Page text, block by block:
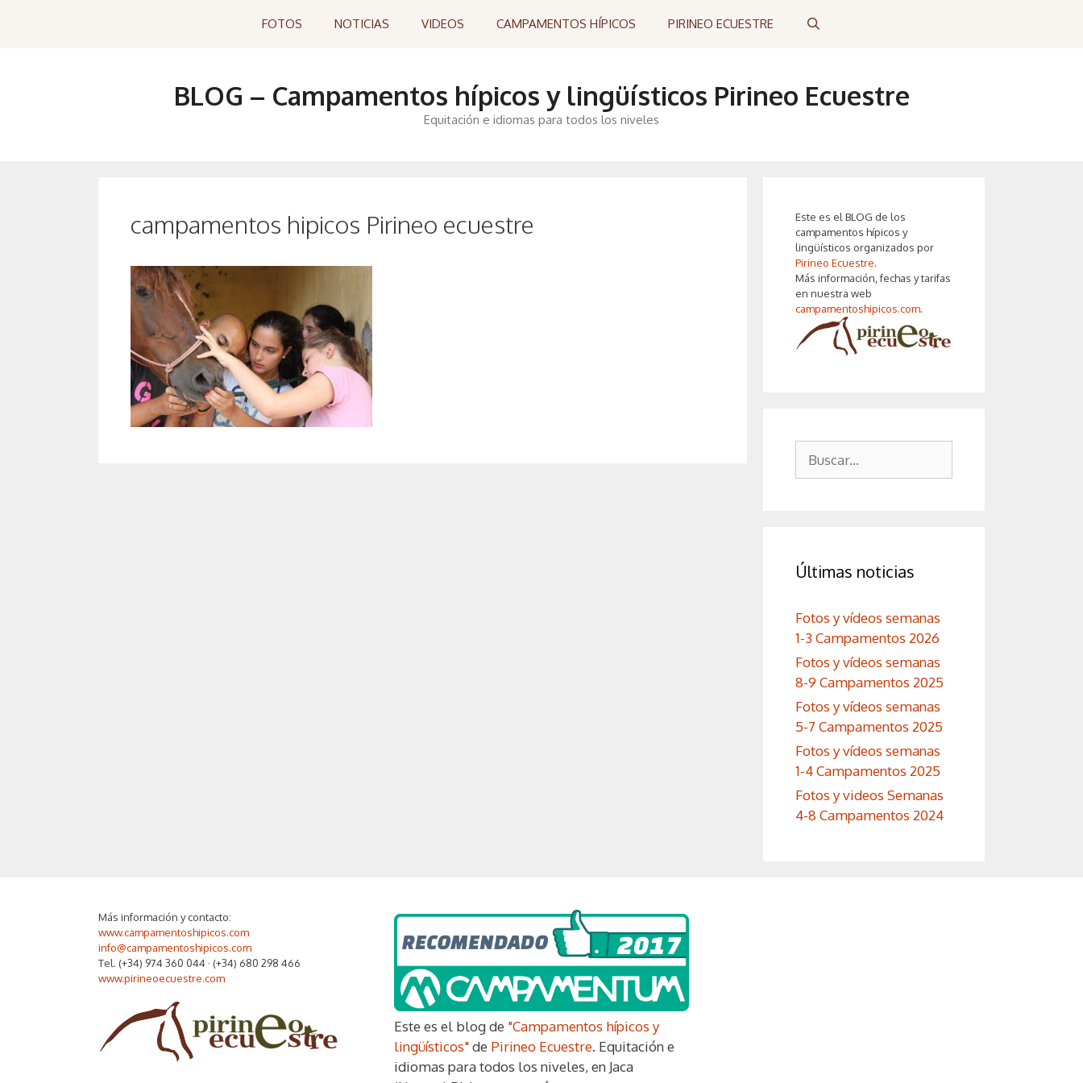
FOTOS NOTICIAS VIDEOS CAMPAMENTOS HÍPICOS PIRINEO ECUESTRE
BLOG – Campamentos hípicos y lingüísticos Pirineo Ecuestre
Equitación e idiomas para todos los niveles
campamentos hipicos Pirineo ecuestre
Este es el BLOG de los
campamentos hípicos y
lingüísticos organizados por
Pirineo Ecuestre.
Más información, fechas y tarifas
en nuestra web
campamentoshipicos.com.
Últimas noticias
Fotos y vídeos semanas
1-3 Campamentos 2026
Fotos y vídeos semanas
8-9 Campamentos 2025
Fotos y vídeos semanas
5-7 Campamentos 2025
Fotos y vídeos semanas
1-4 Campamentos 2025
Fotos y videos Semanas
4-8 Campamentos 2024
Más información y contacto:
www.campamentoshipicos.com
info@campamentoshipicos.com
Tel. (+34) 974 360 044 · (+34) 680 298 466
www.pirineoecuestre.com
Este es el blog de "Campamentos hípicos y
lingüísticos"de Pirineo Ecuestre. Equitación e
idiomas para todos los niveles, en Jaca